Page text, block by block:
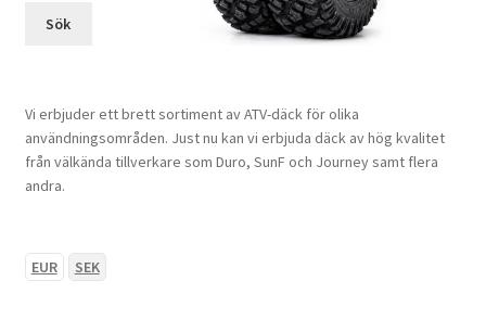
Sök
Vi erbjuder ett brett sortiment av ATV-däck för olika
användningsområden. Just nu kan vi erbjuda däck av hög kvalitet
från välkända tillverkare som Duro, SunF och Journey samt flera
andra.
EUR SEK